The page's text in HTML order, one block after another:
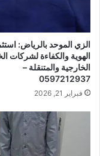
الزي الموحد بالرياض:
الهوية والكفاءة لشركات
الخارجية والمتنقلة –
0597212937
فبراير 21, 2026